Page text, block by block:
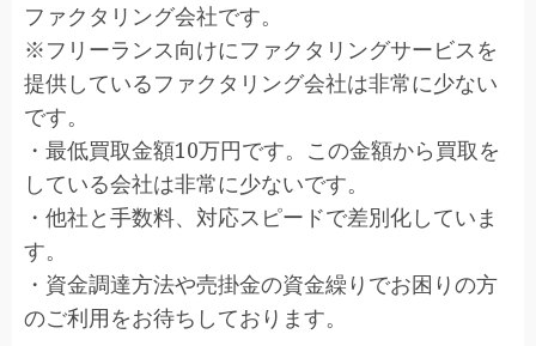
ファクタリング会社です。
※フリーランス向けにファクタリングサービスを
提供しているファクタリング会社は非常に少ない
です。
・最低買取金額10万円です。この金額から買取を
している会社は非常に少ないです。
・他社と手数料、対応スピードで差別化していま
す。
・資金調達方法や売掛金の資金繰りでお困りの方
のご利用をお待ちしております。